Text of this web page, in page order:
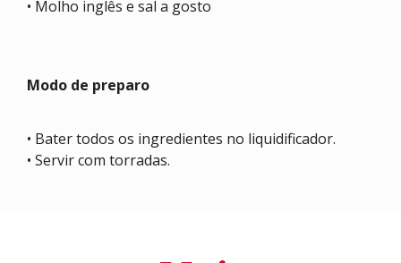
• Molho inglês e sal a gosto
Modo de preparo
• Bater todos os ingredientes no liquidificador.
• Servir com torradas.